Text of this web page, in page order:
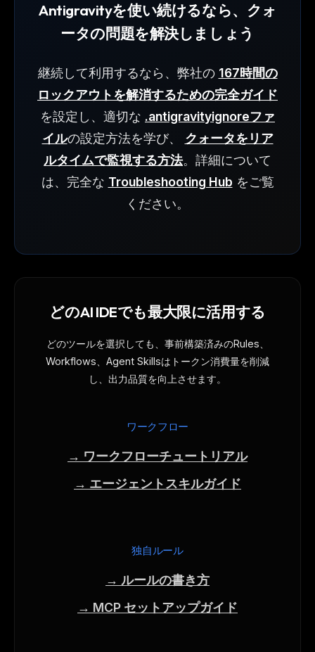
Antigravityを使い続けるなら、クォ
ータの問題を解決しましょう
継続して利用するなら、弊社の 167時間の
ロックアウトを解消するための完全ガイド
を設定し、適切な .antigravityignoreファ
イルの設定方法を学び、 クォータをリア
ルタイムで監視する方法。詳細について
は、完全な Troubleshooting Hub をご覧
ください。
どのAI IDEでも最大限に活用する
どのツールを選択しても、事前構築済みのRules、
Workflows、Agent Skillsはトークン消費量を削減
し、出力品質を向上させます。
ワークフロー
→ ワークフローチュートリアル
→ エージェントスキルガイド
独自ルール
→ ルールの書き方
→ MCP セットアップガイド